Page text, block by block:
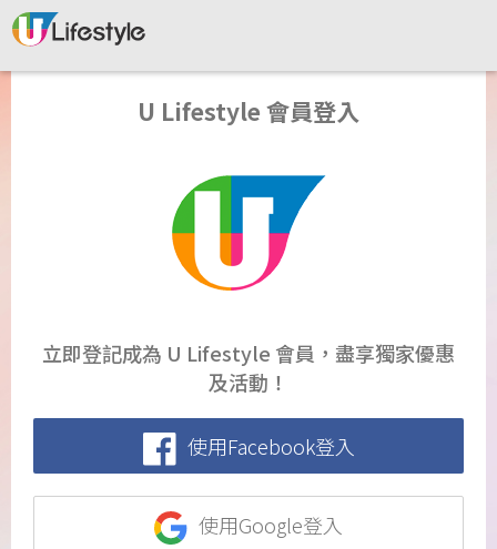
U Lifestyle 會員登入
立即登記成為 U Lifestyle 會員，盡享獨家優惠
及活動！
使用Facebook登入
使用Google登入